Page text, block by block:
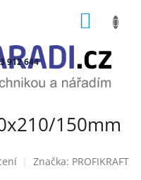
912 644
150mm
Značka: PROFIKRAFT